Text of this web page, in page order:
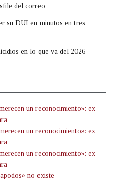
del correo
su DUI en minutos en tres
en lo que va del 2026
un reconocimiento»: ex
un reconocimiento»: ex
un reconocimiento»: ex
no existe